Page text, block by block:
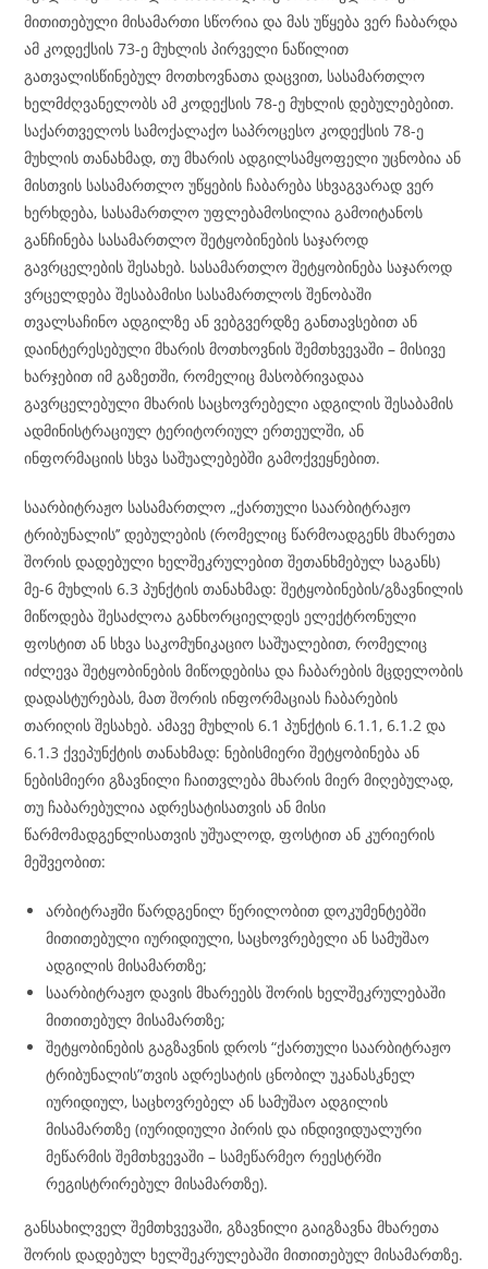
მითითებული მისამართი სწორია და მას უწყება ვერ ჩაბარდა
ამ კოდექსის 73-ე მუხლის პირველი ნაწილით
გათვალისწინებულ მოთხოვნათა დაცვით, სასამართლო
ხელმძღვანელობს ამ კოდექსის 78-ე მუხლის დებულებებით.
საქართველოს სამოქალაქო საპროცესო კოდექსის 78-ე
მუხლის თანახმად, თუ მხარის ადგილსამყოფელი უცნობია ან
მისთვის სასამართლო უწყების ჩაბარება სხვაგვარად ვერ
ხერხდება, სასამართლო უფლებამოსილია გამოიტანოს
განჩინება სასამართლო შეტყობინების საჯაროდ
გავრცელების შესახებ. სასამართლო შეტყობინება საჯაროდ
ვრცელდება შესაბამისი სასამართლოს შენობაში
თვალსაჩინო ადგილზე ან ვებგვერდზე განთავსებით ან
დაინტერესებული მხარის მოთხოვნის შემთხვევაში – მისივე
ხარჯებით იმ გაზეთში, რომელიც მასობრივადაა
გავრცელებული მხარის საცხოვრებელი ადგილის შესაბამის
ადმინისტრაციულ ტერიტორიულ ერთეულში, ან
ინფორმაციის სხვა საშუალებებში გამოქვეყნებით.
საარბიტრაჟო სასამართლო ,,ქართული საარბიტრაჟო
ტრიბუნალის’’ დებულების (რომელიც წარმოადგენს მხარეთა
შორის დადებული ხელშეკრულებით შეთანხმებულ საგანს)
მე-6 მუხლის 6.3 პუნქტის თანახმად: შეტყობინების/გზავნილის
მიწოდება შესაძლოა განხორციელდეს ელექტრონული
ფოსტით ან სხვა საკომუნიკაციო საშუალებით, რომელიც
იძლევა შეტყობინების მიწოდებისა და ჩაბარების მცდელობის
დადასტურებას, მათ შორის ინფორმაციას ჩაბარების
თარიღის შესახებ. ამავე მუხლის 6.1 პუნქტის 6.1.1, 6.1.2 და
6.1.3 ქვეპუნქტის თანახმად: ნებისმიერი შეტყობინება ან
ნებისმიერი გზავნილი ჩაითვლება მხარის მიერ მიღებულად,
თუ ჩაბარებულია ადრესატისათვის ან მისი
წარმომადგენლისათვის უშუალოდ, ფოსტით ან კურიერის
მეშვეობით:
არბიტრაჟში წარდგენილ წერილობით დოკუმენტებში
მითითებული იურიდიული, საცხოვრებელი ან სამუშაო
ადგილის მისამართზე;
საარბიტრაჟო დავის მხარეებს შორის ხელშეკრულებაში
მითითებულ მისამართზე;
შეტყობინების გაგზავნის დროს “ქართული საარბიტრაჟო
ტრიბუნალის”თვის ადრესატის ცნობილ უკანასკნელ
იურიდიულ, საცხოვრებელ ან სამუშაო ადგილის
მისამართზე (იურიდიული პირის და ინდივიდუალური
მეწარმის შემთხვევაში – სამეწარმეო რეესტრში
რეგისტრირებულ მისამართზე).
განსახილველ შემთხვევაში, გზავნილი გაიგზავნა მხარეთა
შორის დადებულ ხელშეკრულებაში მითითებულ მისამართზე.